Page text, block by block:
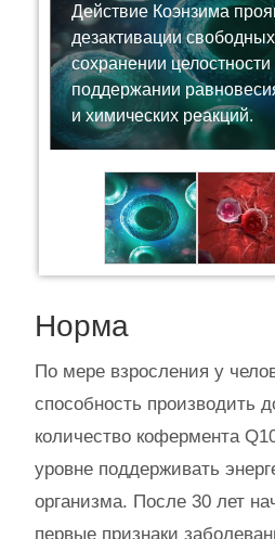
Действие Коэнзима
дезактивации
сохранении целостности
поддержании
и химических реакций.
Норма
По мере взросления у
способность производить
количество кофермента
уровне поддерживать
организма. После 30 лет
первые признаки